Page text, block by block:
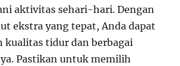
aktivitas sehari-hari. Dengan
ekstra yang tepat, Anda dapat
kualitas tidur dan berbagai
Pastikan untuk memilih